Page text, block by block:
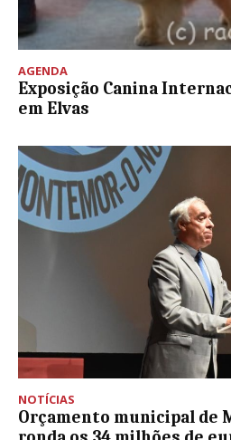
AGENDA
Exposição Canina
em Elvas
NOTÍCIAS
Orçamento municipal de